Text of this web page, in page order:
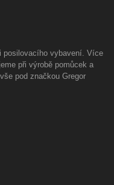
posilovacího vybavení. Více
při výrobě pomůcek a
pod značkou Gregor